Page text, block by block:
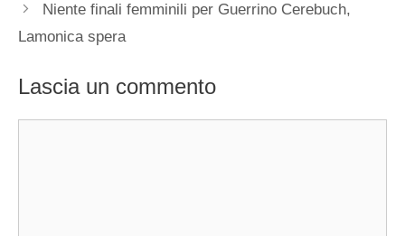
Niente finali femminili per Guerrino Cerebuch,
Lamonica spera
Lascia un commento